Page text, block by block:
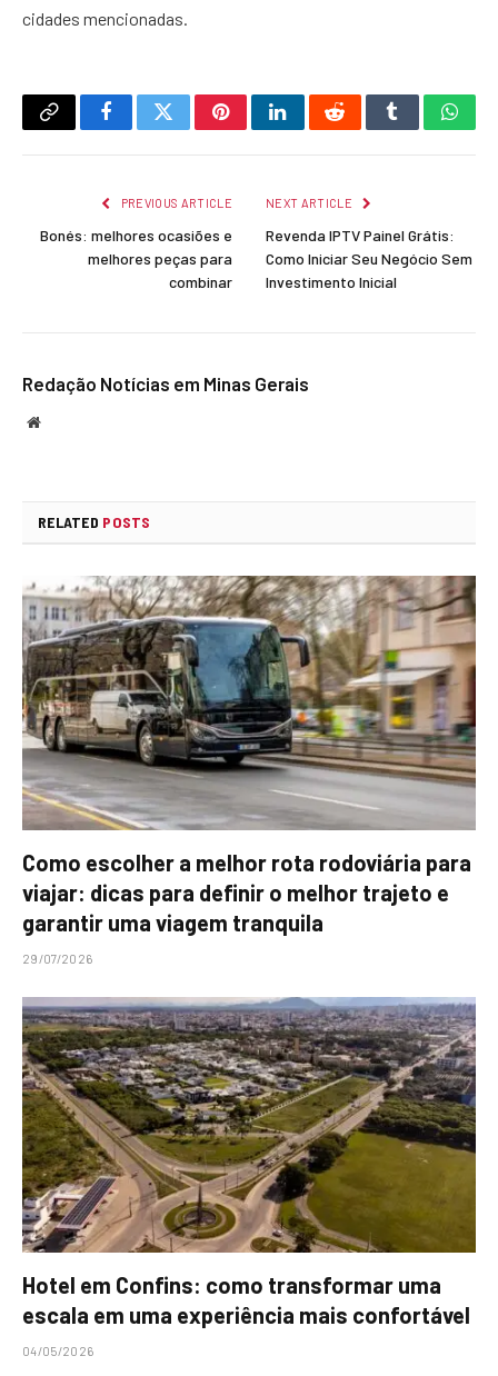
cidades mencionadas.
Copy
FacebookTwitterPinterestLinkedInRedditTumblr
PREVIOUS ARTICLE
Bonés: melhores ocasiões e
melhores peças para
combinar
NEXT ARTICLE
Revenda IPTV Painel Grátis:
Como Iniciar Seu Negócio Sem
Investimento Inicial
Redação Notícias em Minas Gerais
Website
RELATED POSTS
Como escolher a melhor rota rodoviária para
viajar: dicas para definir o melhor trajeto e
garantir uma viagem tranquila
29/07/2026
Hotel em Confins: como transformar uma
escala em uma experiência mais confortável
04/05/2026